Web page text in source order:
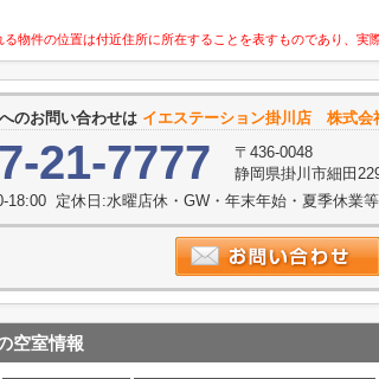
物件の位置は付近住所に所在することを表すものであり、実
へのお問い合わせは イエステーション掛川店 株式会
21-7777
〒436-0048
静岡県掛川市細田
18:00 定休日:水曜店休・GW・年末年始・夏季休業等
空室情報